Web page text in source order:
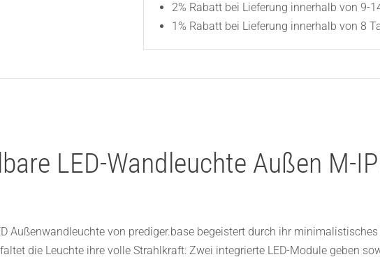
2% Rabatt bei Lieferung innerhalb von 9-
1% Rabatt bei Lieferung innerhalb von 8
LED-Wandleuchte Außen M-
Außenwandleuchte von prediger.base begeistert durch ihr
die Leuchte ihre volle Strahlkraft: Zwei integrierte LED-Module geben